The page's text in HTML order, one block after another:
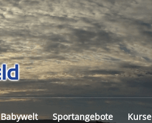
TSV
BÖSINGFELD
E.V.
Babywelt Sportangebote Kurse